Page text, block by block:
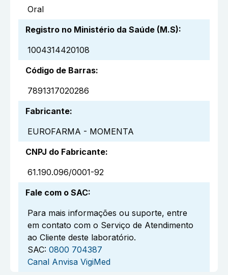
Oral
Registro no Ministério da Saúde (M.S):
1004314420108
Código de Barras:
7891317020286
Fabricante:
EUROFARMA - MOMENTA
CNPJ do Fabricante:
61.190.096/0001-92
Fale com o SAC:
Para mais informações ou suporte, entre
em contato com o Serviço de Atendimento
ao Cliente deste laboratório.
SAC: 0800 704387
Canal Anvisa VigiMed